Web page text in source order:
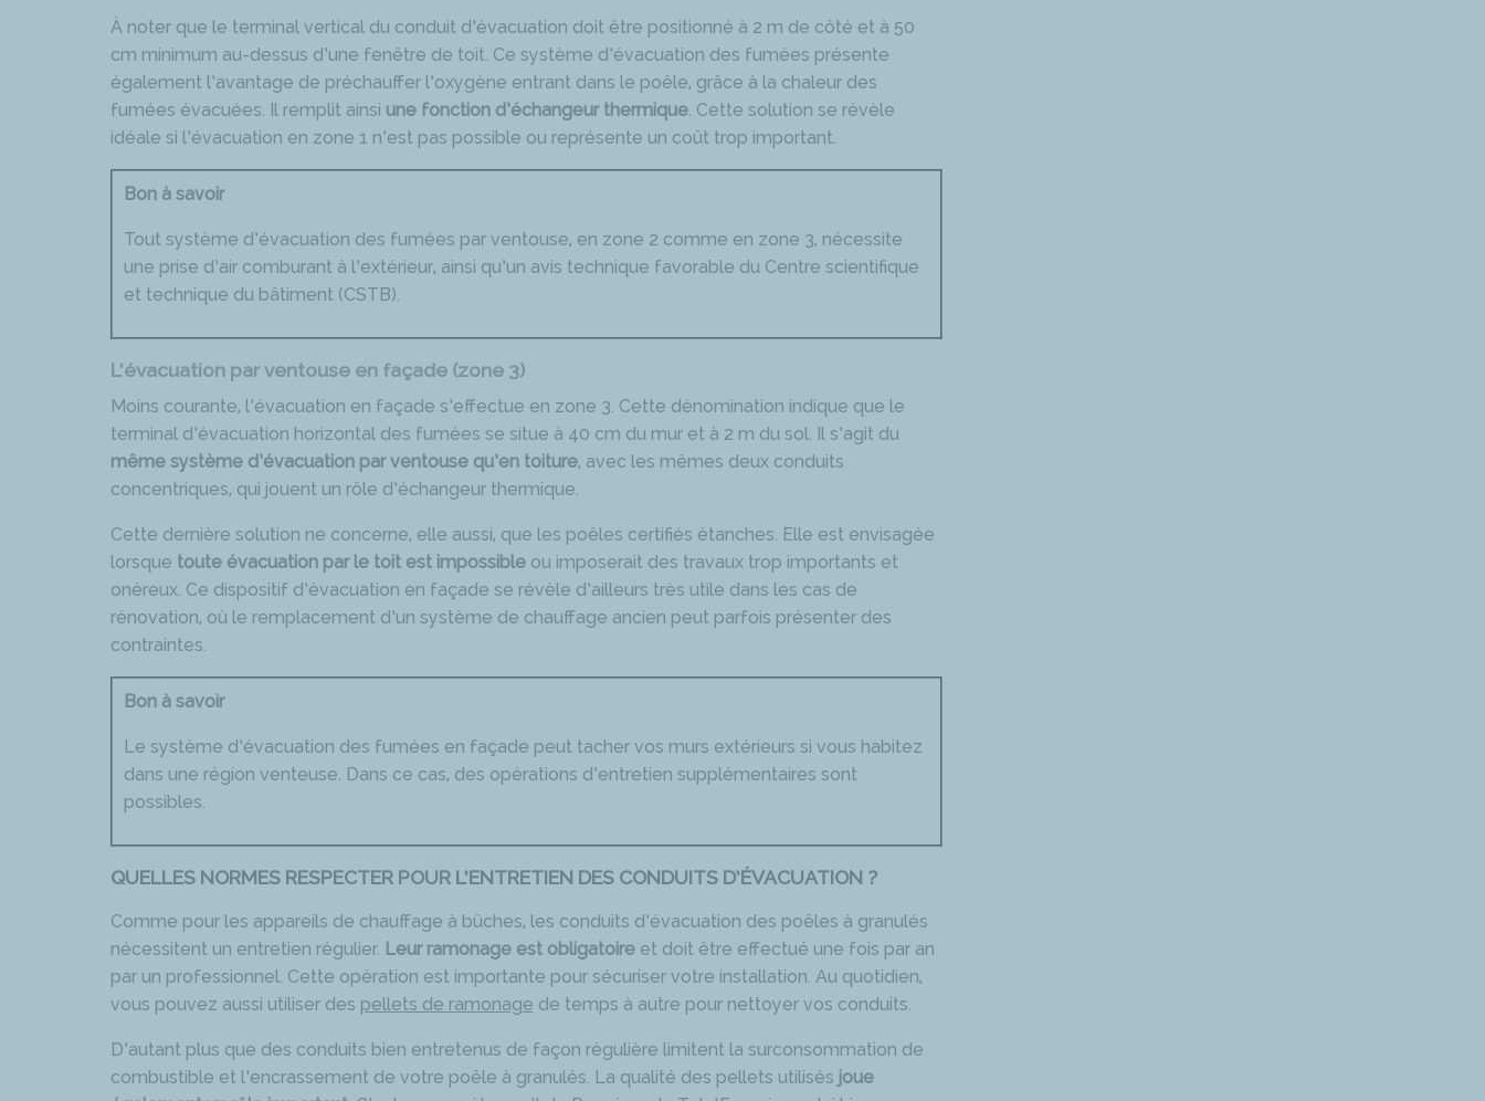
À noter que le terminal vertical du conduit d’évacuation doit être positionné à 2 m de côté et à 50
cm minimum au-dessus d’une fenêtre de toit. Ce système d’évacuation des fumées présente
également l’avantage de préchauffer l’oxygène entrant dans le poêle, grâce à la chaleur des
fumées évacuées. Il remplit ainsi une fonction d’échangeur thermique. Cette solution se révèle
idéale si l’évacuation en zone 1 n’est pas possible ou représente un coût trop important.
Bon à savoir
Tout système d’évacuation des fumées par ventouse, en zone 2 comme en zone 3, nécessite
une prise d’air comburant à l’extérieur, ainsi qu’un avis technique favorable du Centre scientifique
et technique du bâtiment (CSTB).
L’évacuation par ventouse en façade (zone 3)
Moins courante, l’évacuation en façade s’effectue en zone 3. Cette dénomination indique que le
terminal d’évacuation horizontal des fumées se situe à 40 cm du mur et à 2 m du sol. Il s’agit du
même système d’évacuation par ventouse qu’en toiture, avec les mêmes deux conduits
concentriques, qui jouent un rôle d’échangeur thermique.
Cette dernière solution ne concerne, elle aussi, que les poêles certifiés étanches. Elle est envisagée
lorsque toute évacuation par le toit est impossibleou imposerait des travaux trop importants et
onéreux. Ce dispositif d’évacuation en façade se révèle d’ailleurs très utile dans les cas de
rénovation, où le remplacement d’un système de chauffage ancien peut parfois présenter des
contraintes.
Bon à savoir
Le système d’évacuation des fumées en façade peut tacher vos murs extérieurs si vous habitez
dans une région venteuse. Dans ce cas, des opérations d’entretien supplémentaires sont
possibles.
QUELLES NORMES RESPECTER POUR L’ENTRETIEN DES CONDUITS D’ÉVACUATION ?
Comme pour les appareils de chauffage à bûches, les conduits d’évacuation des poêles à granulés
nécessitent un entretien régulier. Leur ramonage est obligatoireet doit être effectué une fois par an
par un professionnel. Cette opération est importante pour sécuriser votre installation. Au quotidien,
vous pouvez aussi utiliser des pellets de ramonage de temps à autre pour nettoyer vos conduits.
D’autant plus que des conduits bien entretenus de façon régulière limitent la surconsommation de
combustible et l’encrassement de votre poêle à granulés. La qualité des pellets utilisés joue